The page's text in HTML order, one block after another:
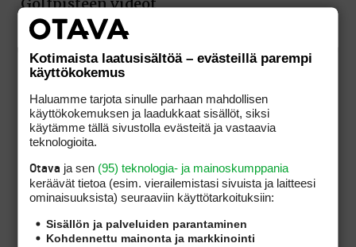
Kotimaista laatusisältöä – evästeillä parempi
käyttökokemus
Haluamme tarjota sinulle parhaan mahdollisen
käyttökokemuksen ja laadukkaat sisällöt, siksi
käytämme tällä sivustolla evästeitä ja vastaavia
teknologioita.
Otava ja sen (95) teknologia- ja mainoskumppania
keräävät tietoa (esim. vierailemis­tasi sivuista ja laitteesi
ominaisuuk­sista) seuraaviin käyttötarkoituksiin:
Sisällön ja palveluiden parantaminen
Kohdennettu mainonta ja markkinointi